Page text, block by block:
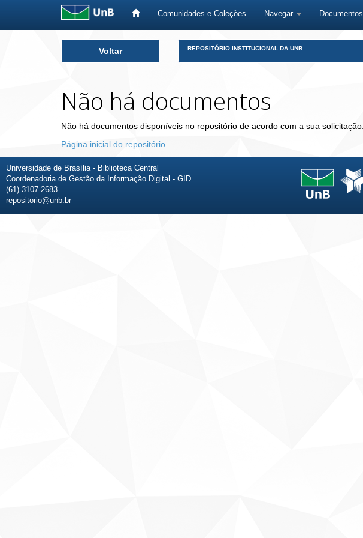
Comunidades e Coleções Navegar Documentos
Voltar REPOSITÓRIO INSTITUCIONAL DA UNB
Não há documentos
Não há documentos disponíveis no repositório de acordo com a sua solicitação.
Página inicial do repositório
Universidade de Brasília - Biblioteca Central
Coordenadoria de Gestão da Informação Digital - GID
(61) 3107-2683
repositorio@unb.br